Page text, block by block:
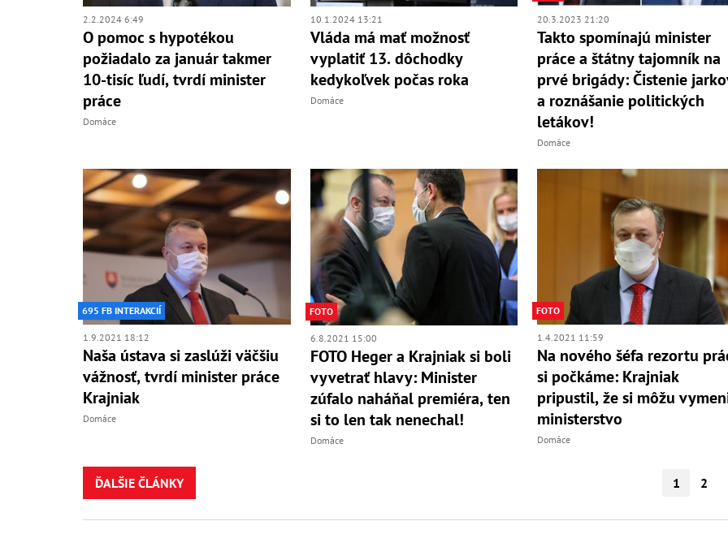
2.2.2024 6:49
O pomoc s hypotékou
požiadalo za január takmer
10-tisíc ľudí, tvrdí minister
práce
Domáce
10.1.2024 13:21
Vláda má mať možnosť
vyplatiť 13. dôchodky
kedykoľvek počas roka
Domáce
20.3.2023 21:20
Takto spomínajú minister
práce a štátny tajomník na
prvé brigády: Čistenie
a roznášanie politických
letákov!
Domáce
695 FB INTERAKCIÍ
1.9.2021 18:12
Naša ústava si zaslúži väčšiu
vážnosť, tvrdí minister práce
Krajniak
Domáce
FOTO
6.8.2021 15:00
FOTO Heger a Krajniak si boli
vyvetrať hlavy: Minister
zúfalo naháňal premiéra, ten
si to len tak nenechal!
Domáce
FOTO
1.4.2021 11:59
Na nového šéfa rezortu
si počkáme: Krajniak
pripustil, že si môžu
ministerstvo
Domáce
ĎALŠIE ČLÁNKY 1 2